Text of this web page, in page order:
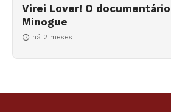
Virei Lover! O
Minogue
há 2 meses